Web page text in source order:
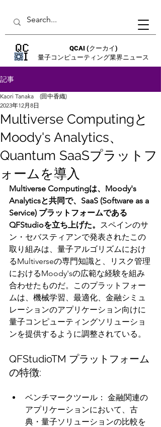
QCAI (クーカイ)
量子コンピューティング業界ニュース
記事
Multiverse Computingと
Moody's Analytics、
Quantum SaaSプラットフ
ォームを導入
Kaori Tanaka (田中香織)
2023年12月8日
Multiverse Computingは、Moody's
Analyticsと共同で、SaaS (Software as a
Service) プラットフォームである
QFStudioを立ち上げた。 スペインのサ
ン・セバスティアンで発表されたこの
取り組みは、量子アルゴリズムにおけ
るMultiverseの専門知識と、リスク管理
におけるMoody'sの広範な経験を組み
合わせたものだ。このプラットフォー
ムは、機械学習、最適化、金融シミュ
レーションのアプリケーション向けに
量子コンピューティングソリューショ
ンを提供するように調整されている。
QFStudioTM プラットフォーム
の特徴:
ベンチマークツール： 金融関連の
アプリケーションにおいて、古
典・量子ソリューションの比較を